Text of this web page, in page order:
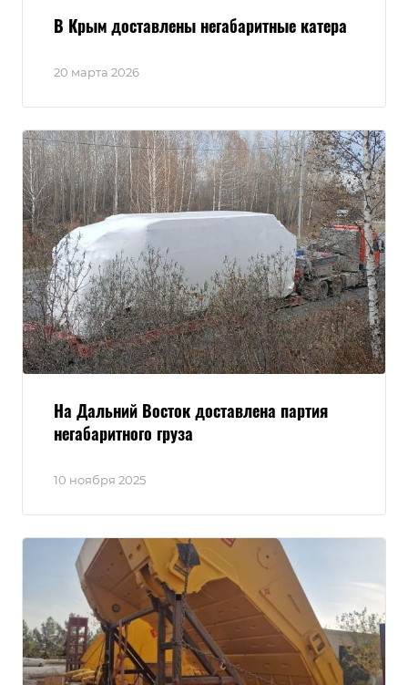
20 марта 2026
В Крым доставлены негабаритные катера
10 ноября 2025
На Дальний Восток доставлена партия
негабаритного груза